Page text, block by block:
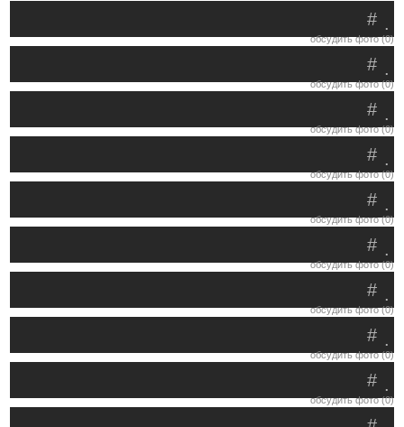
.
#
обсудить фото (0)
.
#
обсудить фото (0)
.
#
обсудить фото (0)
.
#
обсудить фото (0)
.
#
обсудить фото (0)
.
#
обсудить фото (0)
.
#
обсудить фото (0)
.
#
обсудить фото (0)
.
#
обсудить фото (0)